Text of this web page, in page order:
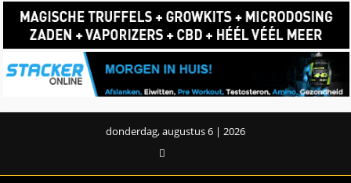
donderdag, augustus 6 | 2026